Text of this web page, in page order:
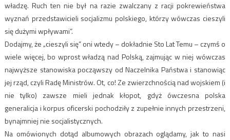
władzę. Ruch ten nie był na razie zwalczany z racji pokrewieństwa
wyznań przedstawicieli socjalizmu polskiego, którzy wówczas cieszyli
się dużymi wpływami”.
Dodajmy, że „cieszyli się” oni wtedy – dokładnie Sto Lat Temu – czymś o
wiele więcej, bo wprost władzą nad Polską, zajmując w niej wówczas
najwyższe stanowiska począwszy od Naczelnika Państwa i stanowiąc
jej rząd, czyli Radę Ministrów. Ot, co! Ze zwierzchnością nad wojskiem (i
nie tylko) zawsze mieli jednak kłopot, gdyż ówczesna polska
generalicja i korpus oficerski pochodziły z zupełnie innych przestrzeni,
bynajmniej nie socjalistycznych.
Na omówionych dotąd albumowych obrazach oglądamy, jak to nasi